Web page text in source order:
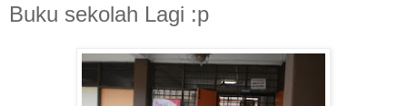
Buku sekolah Lagi :p